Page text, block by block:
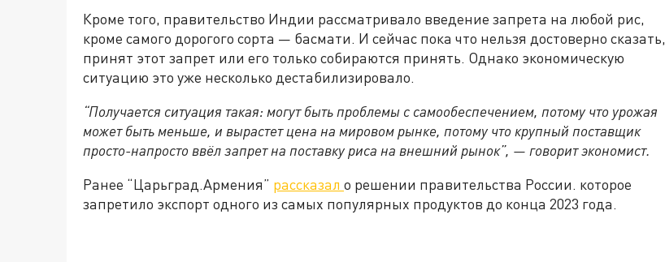
Кроме того, правительство Индии рассматривало введение запрета на любой рис,
кроме самого дорогого сорта — басмати. И сейчас пока что нельзя достоверно сказать,
принят этот запрет или его только собираются принять. Однако экономическую
ситуацию это уже несколько дестабилизировало.
“Получается ситуация такая: могут быть проблемы с самообеспечением, потому что урожая
может быть меньше, и вырастет цена на мировом рынке, потому что крупный поставщик
просто-напросто ввёл запрет на поставку риса на внешний рынок”, — говорит экономист.
Ранее “Царьград.Армения” рассказал о решении правительства России. которое
запретило экспорт одного из самых популярных продуктов до конца 2023 года.